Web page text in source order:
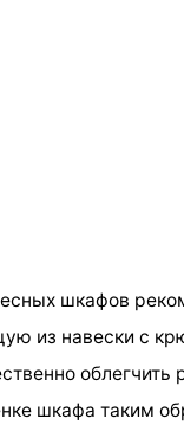
шкафов
из навески с
облегчить
шкафа таким